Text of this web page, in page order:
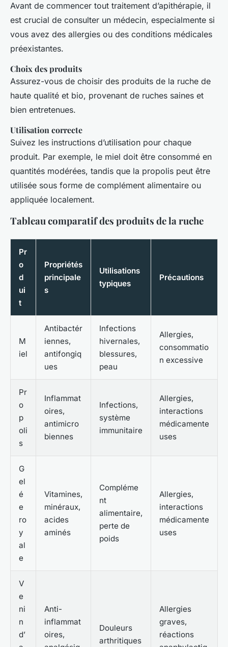
Avant de commencer tout traitement d’apithérapie, il
est crucial de consulter un médecin, especialmente si
vous avez des allergies ou des conditions médicales
préexistantes.
Choix des produits
Assurez-vous de choisir des produits de la ruche de
haute qualité et bio, provenant de ruches saines et
bien entretenues.
Utilisation correcte
Suivez les instructions d’utilisation pour chaque
produit. Par exemple, le miel doit être consommé en
quantités modérées, tandis que la propolis peut être
utilisée sous forme de complément alimentaire ou
appliquée localement.
Tableau comparatif des produits de la ruche
Pr
o
d
ui
t
Propriétés
principale
s
Utilisations
typiques
Précautions
M
iel
Antibactér
iennes,
antifongiq
ues
Infections
hivernales,
blessures,
peau
Allergies,
consommatio
n excessive
Pr
o
p
oli
s
Inflammat
oires,
antimicro
biennes
Infections,
système
immunitaire
Allergies,
interactions
médicamente
uses
G
el
é
e
ro
y
al
e
Vitamines,
minéraux,
acides
aminés
Compléme
nt
alimentaire,
perte de
poids
Allergies,
interactions
médicamente
uses
V
e
ni
n
d’
Anti-
inflammat
oires,
Douleurs
arthritiques
Allergies
graves,
réactions